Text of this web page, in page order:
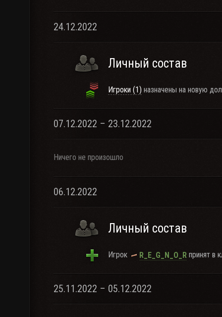
24.12.2022
Личный состав
Игроки (1) назначены на новую
07.12.2022 – 23.12.2022
Ничего не произошло
06.12.2022
Личный состав
Игрок R_E_G_N_O_R принят в
25.11.2022 – 05.12.2022